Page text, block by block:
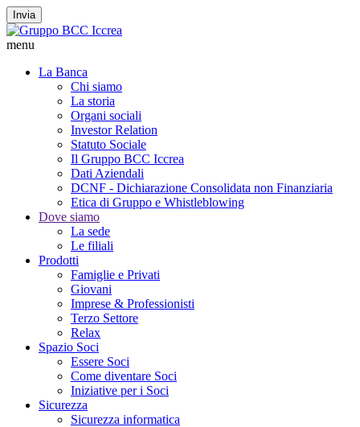
Invia
menu
La Banca
Chi siamo
La storia
Organi sociali
Investor Relation
Statuto Sociale
Il Gruppo BCC Iccrea
Dati Aziendali
DCNF - Dichiarazione Consolidata non Finanziaria
Etica di Gruppo e Whistleblowing
Dove siamo
La sede
Le filiali
Prodotti
Famiglie e Privati
Giovani
Imprese & Professionisti
Terzo Settore
Relax
Spazio Soci
Essere Soci
Come diventare Soci
Iniziative per i Soci
Sicurezza
Sicurezza informatica